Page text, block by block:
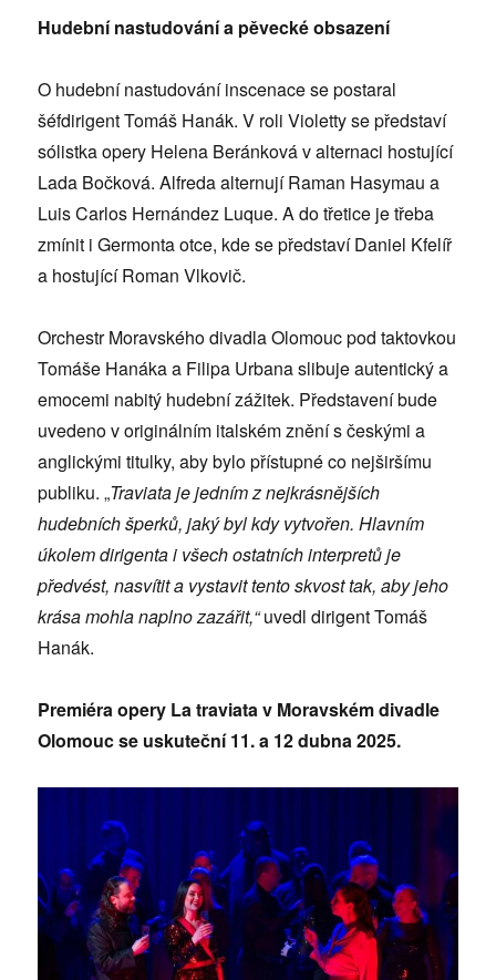
Hudební nastudování a pěveckéobsazení
O hudební nastudování inscenace se postaral
šéfdirigent Tomáš Hanák. V roli Violetty se představí
sólistka opery Helena Beránková v alternaci hostující
Lada Bočková. Alfreda alternují Raman Hasymau a
Luis Carlos Hernández Luque. A do třetice je třeba
zmínit i Germonta otce, kde se představí Daniel Kfelíř
a hostující Roman Vlkovič.
Orchestr Moravského divadla Olomouc pod taktovkou
Tomáše Hanáka a Filipa Urbana slibuje autentický a
emocemi nabitý hudební zážitek. Představení bude
uvedeno v originálním italském znění s českými a
anglickými titulky, aby bylo přístupné co nejširšímu
publiku. „Traviata je jedním z nejkrásnějších
hudebních šperků, jaký byl kdy vytvořen. Hlavním
úkolem dirigenta i všech ostatních interpretů je
předvést, nasvítit a vystavit tento skvost tak, aby jeho
krása mohla naplno zazářit,“uvedl dirigent Tomáš
Hanák.
Premiéra opery La traviata v Moravském divadle
Olomouc se uskuteční 11. a 12 dubna 2025.